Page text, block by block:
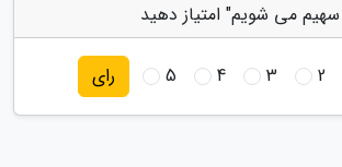
سهیم می شویم" امتیاز دهید
2
3
4
5 رای